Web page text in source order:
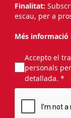
Finalitat:
escau, per a
Més informació
Accepto el
personals
detallada. *